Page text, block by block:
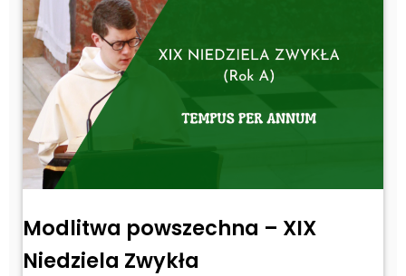
Modlitwa powszechna – XIX
Niedziela Zwykła